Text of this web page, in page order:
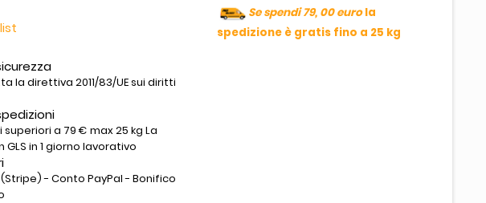
la direttiva 2011/83/UE sui diritti
a 79 € max 25 kg La
in 1 giorno lavorativo
- Conto PayPal - Bonifico
Se spendi 79, 00 eurola
spedizione è gratis fino a 25 kg